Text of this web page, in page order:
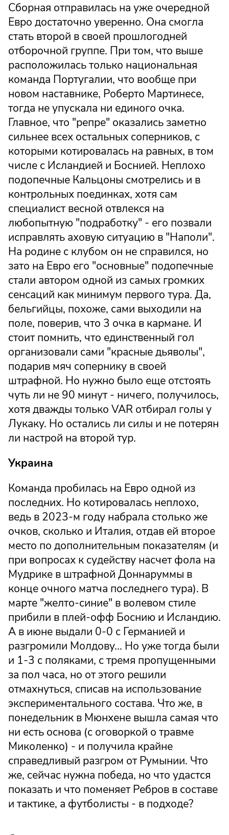
Сборная отправилась на уже очередной
Евро достаточно уверенно. Она смогла
стать второй в своей прошлогодней
отборочной группе. При том, что выше
расположилась только национальная
команда Португалии, что вообще при
новом наставнике, Роберто Мартинесе,
тогда не упускала ни единого очка.
Главное, что "репре" оказались заметно
сильнее всех остальных соперников, с
которыми котировалась на равных, в том
числе с Исландией и Боснией. Неплохо
подопечные Кальцоны смотрелись и в
контрольных поединках, хотя сам
специалист весной отвлекся на
любопытную "подработку" - его позвали
исправлять аховую ситуацию в "Наполи".
На родине с клубом он не справился, но
зато на Евро его "основные" подопечные
стали автором одной из самых громких
сенсаций как минимум первого тура. Да,
бельгийцы, похоже, сами выходили на
поле, поверив, что 3 очка в кармане. И
стоит помнить, что единственный гол
организовали сами "красные дьяволы",
подарив мяч сопернику в своей
штрафной. Но нужно было еще отстоять
чуть ли не 90 минут - ничего, получилось,
хотя дважды только VAR отбирал голы у
Лукаку. Но остались ли силы и не потерян
ли настрой на второй тур.
Украина
Команда пробилась на Евро одной из
последних. Но котировалась неплохо,
ведь в 2023-м году набрала столько же
очков, сколько и Италия, отдав ей второе
место по дополнительным показателям (и
при вопросах к судейству насчет фола на
Мудрике в штрафной Доннаруммы в
конце очного матча последнего тура). В
марте "желто-синие" в волевом стиле
прибили в плей-офф Боснию и Исландию.
А в июне выдали 0-0 с Германией и
разгромили Молдову... Но уже тогда были
и 1-3 с поляками, с тремя пропущенными
за пол часа, но от этого решили
отмахнуться, списав на использование
экспериментального состава. Что же, в
понедельник в Мюнхене вышла самая что
ни есть основа (с оговоркой о травме
Миколенко) - и получила крайне
справедливый разгром от Румынии. Что
же, сейчас нужна победа, но что удастся
показать и что поменяет Ребров в составе
и тактике, а футболисты - в подходе?